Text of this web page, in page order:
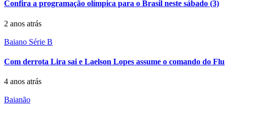
Confira a programação olímpica para o Brasil neste sábado (3)
2 anos atrás
Baiano Série B
Com derrota Lira sai e Laelson Lopes assume o comando do Flu
4 anos atrás
Baianão